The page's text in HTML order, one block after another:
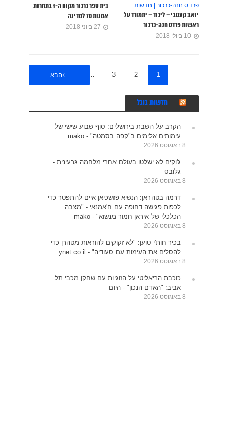
פרדס חנה-כרכור | חדשות
יואב קעטבי – ליכוד – יתמודד על
ראשות פרדס חנה-כרכור
10 ביולי 2018
בית ספר כרכור מקום ה-1 בתחרות
אמנות 70 למדינה
27 ביוני 2018
1
2
3
… הבא
חדשות גוגל
הקרב על השבת בירושלים: סוף שבוע שישי של
עימותים אלימים ב"קפה בסמטה" - mako
8 באוגוסט 2026
ג'וקים לא ישלטו בעולם אחרי מלחמה גרעינית -
גלובס
8 באוגוסט 2026
דרמה בטהראן: הנשיא פזשכיאן איים להתפטר כדי
לכפות פגישה דחופה עם ח'אמנאי - "מצבה
הכלכלי של איראן חמור מנשוא" - mako
8 באוגוסט 2026
בכיר חות'י טוען: "לא זקוקים להוראות מטהרן כדי
להסלים את העימות עם סעודיה" - ynet.co.il
8 באוגוסט 2026
כוכבת הריאליטי על הזוגיות עם שחקן מכבי תל
אביב: "האדם הנכון" - היום
8 באוגוסט 2026